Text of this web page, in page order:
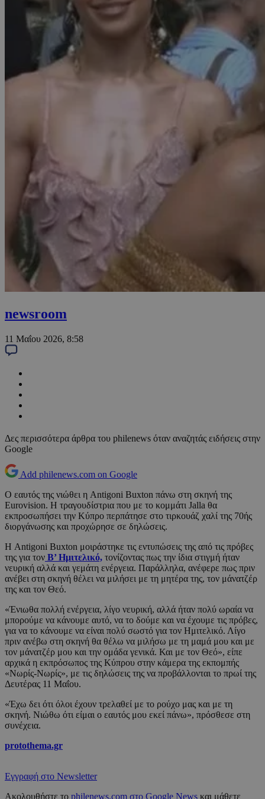
newsroom
11 Μαΐου 2026, 8:58
Δες περισσότερα άρθρα του philenews όταν αναζητάς ειδήσεις στην
Google
Add philenews.com on Google
Ο εαυτός της νιώθει η Antigoni Buxton πάνω στη σκηνή της
Eurovision. Η τραγουδίστρια που με το κομμάτι Jalla θα
εκπροσωπήσει την Κύπρο περπάτησε στο τιρκουάζ χαλί της 70ής
διοργάνωσης και προχώρησε σε δηλώσεις.
Η Antigoni Buxton μοιράστηκε τις εντυπώσεις της από τις πρόβες
της για τον Β’ Ημιτελικό, τονίζοντας πως την ίδια στιγμή ήταν
νευρική αλλά και γεμάτη ενέργεια. Παράλληλα, ανέφερε πως πριν
ανέβει στη σκηνή θέλει να μιλήσει με τη μητέρα της, τον μάνατζέρ
της και τον Θεό.
«Ένιωθα πολλή ενέργεια, λίγο νευρική, αλλά ήταν πολύ ωραία να
μπορούμε να κάνουμε αυτό, να το δούμε και να έχουμε τις πρόβες,
για να το κάνουμε να είναι πολύ σωστό για τον Ημιτελικό. Λίγο
πριν ανέβω στη σκηνή θα θέλω να μιλήσω με τη μαμά μου και με
τον μάνατζέρ μου και την ομάδα γενικά. Και με τον Θεό», είπε
αρχικά η εκπρόσωπος της Κύπρου στην κάμερα της εκπομπής
«Νωρίς-Νωρίς», με τις δηλώσεις της να προβάλλονται το πρωί της
Δευτέρας 11 Μαΐου.
«Έχω δει ότι όλοι έχουν τρελαθεί με το ρούχο μας και με τη
σκηνή. Νιώθω ότι είμαι ο εαυτός μου εκεί πάνω», πρόσθεσε στη
συνέχεια.
protothema.gr
Εγγραφή στο Newsletter
Ακολουθήστε το philenews.com στο Google News και μάθετε